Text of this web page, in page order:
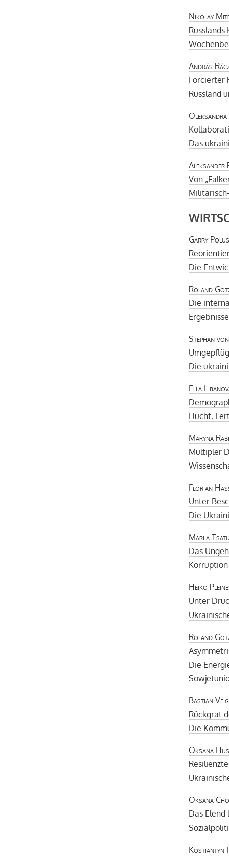
Nikolay
András
Forcierter
Russland
Das
Aleksander
Von
Garry
Die
Roland
Die
Stephan
Die
Ėlla
Flucht,
Maryna
Multipler
Florian
Unter
Die
Mariia
Das
Heiko
Unter
Roland
Die
Bastian
Rückgrat
Die
Oksana
Oksana
Das Elend
Kostiantyn